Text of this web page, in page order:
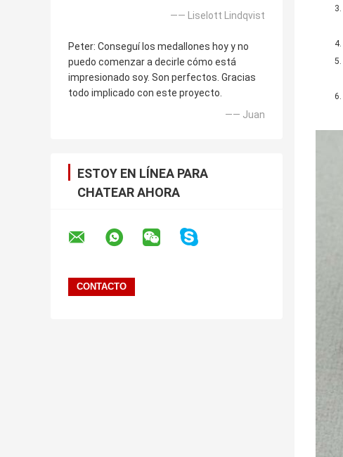
—— Liselott Lindqvist
Peter: Conseguí los medallones hoy y no
puedo comenzar a decirle cómo está
impresionado soy. Son perfectos. Gracias
todo implicado con este proyecto.
—— Juan
ESTOY EN LÍNEA PARA
CHATEAR AHORA